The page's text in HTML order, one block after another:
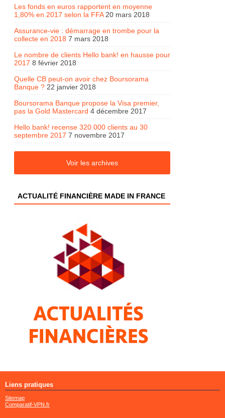
Les fonds en euros rapportent en moyenne
1,80% en 2017 selon la FFA 20 mars 2018
Assurance-vie : démarrage en trombe pour la
collecte en 2018 7 mars 2018
Le nombre de clients Hello bank! en hausse pour
2017 8 février 2018
Quelle CB peut-on avoir chez Boursorama
Banque ? 22 janvier 2018
Boursorama Banque propose la Visa premier,
pas la Gold Mastercard 4 décembre 2017
Hello bank! recense 320.000 clients au 30
septembre 2017 7 novembre 2017
Voir les archives
ACTUALITÉ FINANCIÈRE MADE IN FRANCE
Liens pratiques
Sitemap
Comparatif-VPN.fr